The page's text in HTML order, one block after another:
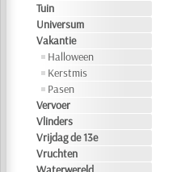
Tuin
Universum
Vakantie
Halloween
Kerstmis
Pasen
Vervoer
Vlinders
Vrijdag de 13e
Vruchten